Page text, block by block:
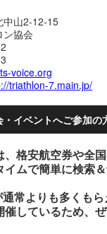
中山2-12-15
ン協会
voice.org
triathlon-7.main.jp/
イベントへご参加の
、格安航空券や全
イムで簡単に検索
常よりも多くも
催しているため、